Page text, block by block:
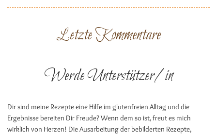
Letzte Kommentare
Werde Unterstützer/in
Dir sind meine Rezepte eine Hilfe im glutenfreien Alltag und die
Ergebnisse bereiten Dir Freude? Wenn dem so ist, freut es mich
wirklich von Herzen! Die Ausarbeitung der bebilderten Rezepte,